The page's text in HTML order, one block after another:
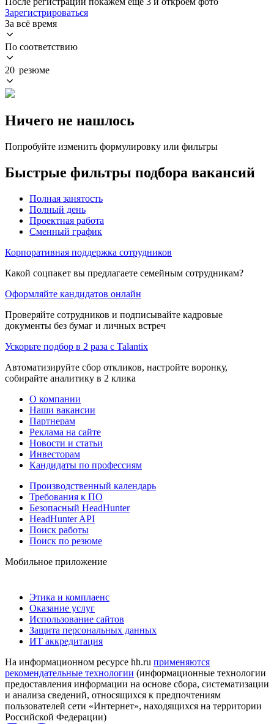
Зарегистрироваться
За всё время
По соответствию
20 резюме
Ничего не нашлось
Попробуйте изменить формулировку или фильтры
Быстрые фильтры подбора вакансий
Полная занятость
Полный день
Проектная работа
Сменный график
Корпоративная поддержка сотрудников
Какой соцпакет вы предлагаете семейным сотрудникам?
Оформляйте кандидатов онлайн
Проверяйте сотрудников и подписывайте кадровые
документы без бумаг и личных встреч
Ускорьте подбор в 2 раза с Talantix
Автоматизируйте сбор откликов, настройте воронку,
собирайте аналитику в 2 клика
О компании
Наши вакансии
Партнерам
Реклама на сайте
Новости и статьи
Инвесторам
Кандидаты по профессиям
Производственный календарь
Требования к ПО
Безопасный HeadHunter
HeadHunter API
Поиск работы
Поиск по резюме
Мобильное приложение
Этика и комплаенс
Оказание услуг
Использование сайтов
Защита персональных данных
ИТ аккредитация
На информационном ресурсе hh.ru применяются
рекомендательные технологии (информационные технологии
предоставления информации на основе сбора, систематизации
и анализа сведений, относящихся к предпочтениям
пользователей сети «Интернет», находящихся на территории
Российской Федерации)